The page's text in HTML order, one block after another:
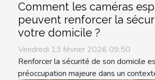
Comment les caméras
peuvent renforcer la
votre domicile ?
Vendredi 13 février 2026 09:50
Renforcer la sécurité de son domicile
préoccupation majeure dans un